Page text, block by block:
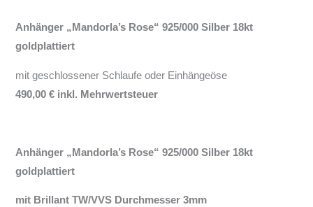
Anhänger „Mandorla’s Rose“ 925/000 Silber 18kt
goldplattiert
mit geschlossener Schlaufe oder Einhängeöse
490,00 € inkl. Mehrwertsteuer
Anhänger „Mandorla’s Rose“ 925/000 Silber 18kt
goldplattiert
mit Brillant TW/VVS Durchmesser 3mm